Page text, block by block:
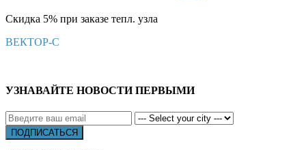
Скидка 5% при заказе тепл. узла
ВЕКТОР-С
УЗНАВАЙТЕ НОВОСТИ ПЕРВЫМИ